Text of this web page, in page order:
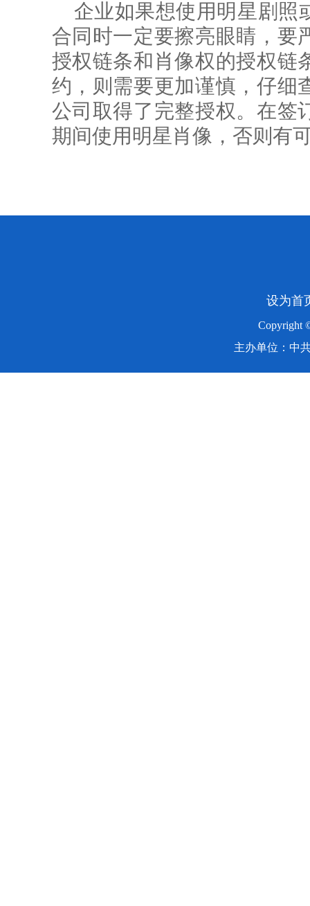
企业如果想使用明星剧照
合同时一定要擦亮眼睛，要
授权链条和肖像权的授权链
约，则需要更加谨慎，仔细
公司取得了完整授权。在签
期间使用明星肖像，否则有
设为首
Copyright
主办单位：中